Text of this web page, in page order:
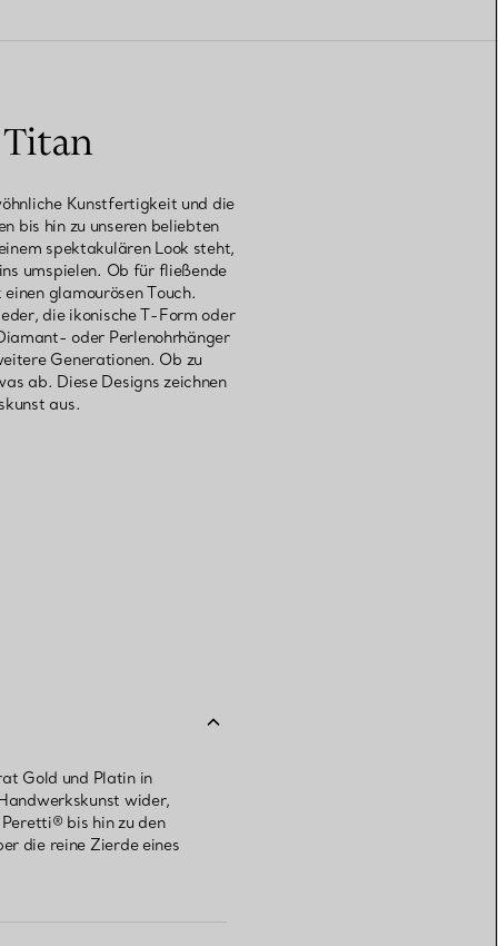
Kunstfertigkeit und die
bis hin zu unseren beliebten
spektakulären Look steht,
umspielen. Ob für fließende
glamourösen Touch.
die ikonische T-Form oder
oder Perlenohrhänger
Generationen. Ob zu
ab. Diese Designs zeichnen
aus.
Gold und Platin in
wider,
bis hin zu den
die reine Zierde eines